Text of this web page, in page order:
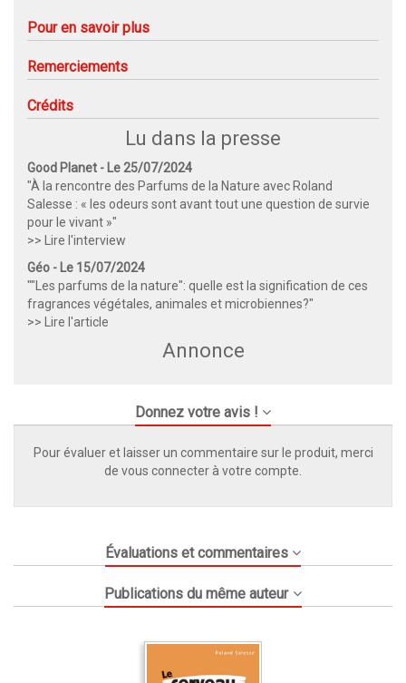
Pour en savoir plus
Remerciements
Crédits
Lu dans la presse
Good Planet - Le 25/07/2024
"À la rencontre des Parfums de la Nature avec Roland
Salesse : « les odeurs sont avant tout une question de survie
pour le vivant »"
>> Lire l'interview
Géo - Le 15/07/2024
""Les parfums de la nature": quelle est la signification de ces
fragrances végétales, animales et microbiennes?"
>> Lire l'article
Annonce
Donnez votre avis !
Pour évaluer et laisser un commentaire sur le produit, merci
de vous connecter à votre compte.
Évaluations et commentaires
Publications du même auteur